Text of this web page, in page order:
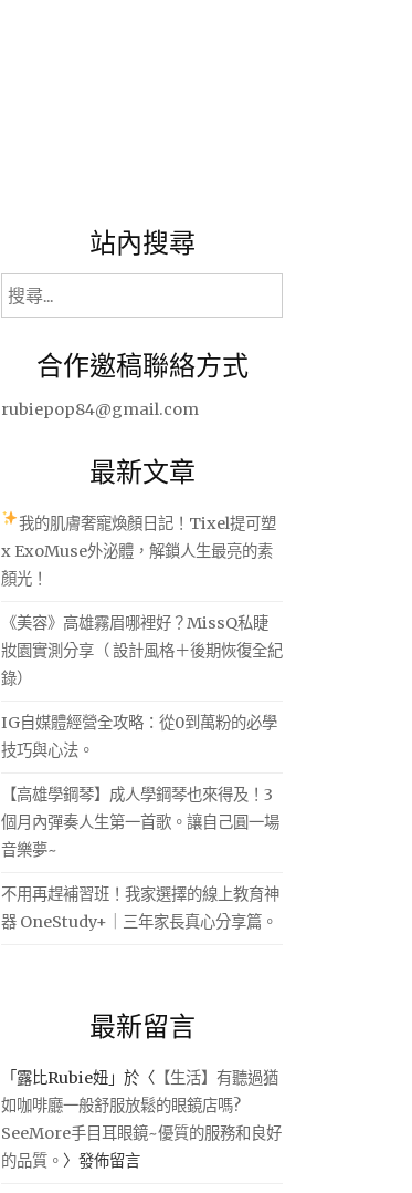
站內搜尋
搜
尋
合作邀稿聯絡方式
rubiepop84@gmail.com
最新文章
我的肌膚奢寵煥顏日記！Tixel提可塑
x ExoMuse外泌體，解鎖人生最亮的素
顏光！
《美容》高雄霧眉哪裡好？MissQ私睫
妝園實測分享（ 設計風格＋後期恢復全紀
錄）
IG自媒體經營全攻略：從0到萬粉的必學
技巧與心法。
【高雄學鋼琴】成人學鋼琴也來得及！3
個月內彈奏人生第一首歌。讓自己圓一場
音樂夢~
不用再趕補習班！我家選擇的線上教育神
器 OneStudy+｜三年家長真心分享篇。
最新留言
「 露比Rubie妞 」於〈 【生活】有聽過猶
如咖啡廳一般舒服放鬆的眼鏡店嗎?
SeeMore手目耳眼鏡~優質的服務和良好
的品質。 〉發佈留言